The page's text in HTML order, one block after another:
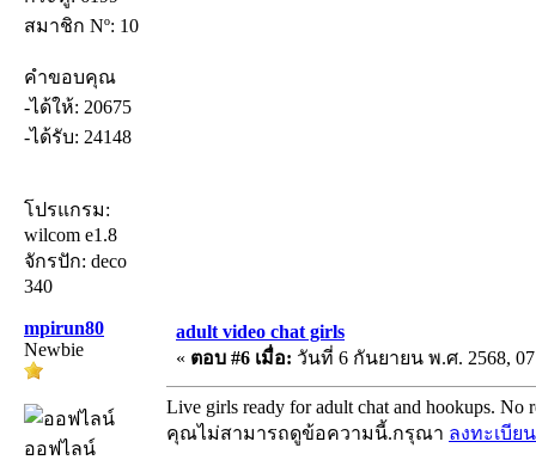
สมาชิก Nº: 10
คำขอบคุณ
-ได้ให้: 20675
-ได้รับ: 24148
โปรแกรม:
wilcom e1.8
จักรปัก: deco
340
mpirun80
Newbie
ออฟไลน์
adult video chat girls
« ตอบ #6 เมื่อ: วันที่ 6 กันยายน พ.ศ. 2568,
Live girls ready for adult chat and hookups. No
คุณไม่สามารถดูข้อความนี้.กรุณา ลงทะเบียน